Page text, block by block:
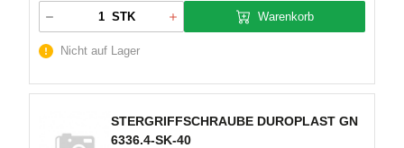
STK Warenkorb
Nicht auf Lager
STERGRIFFSCHRAUBE DUROPLAST GN
6336.4-SK-40